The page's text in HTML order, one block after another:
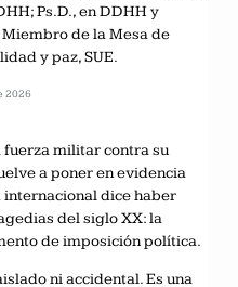
Ps.D., en DDHH y
de la Mesa de
y paz, SUE.
2026
fuerza militar contra su
a poner en evidencia
dice haber
del siglo XX: la
de imposición política.
ni accidental. Es una